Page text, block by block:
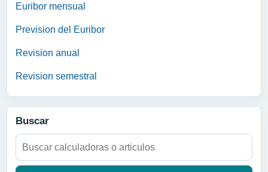
Euribor mensual
Prevision del Euribor
Revision anual
Revision semestral
Buscar
Buscar: